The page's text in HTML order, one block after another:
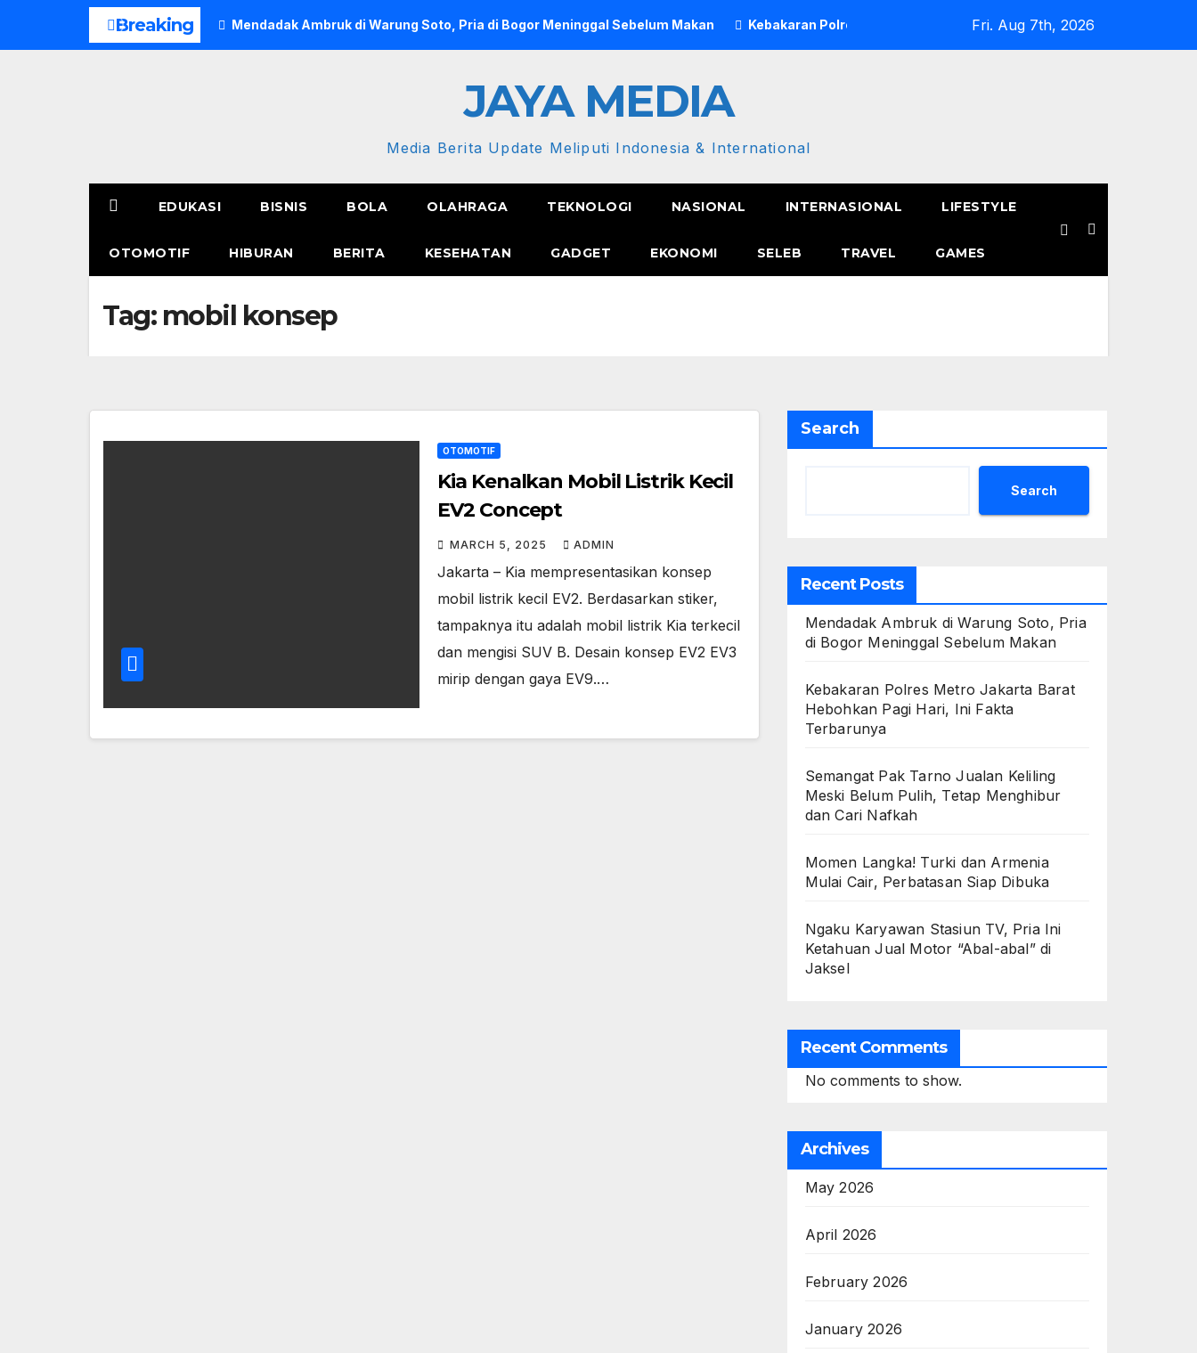
Breaking Mendadak Ambruk di Warung Soto, Pria di Bogor Meninggal Sebelum Makan Kebakaran Polres Metro Jakarta Barat Hebohkan Pagi Hari, Ini Fakta
Fri. Aug 7th, 2026
JAYA MEDIA
Media Berita Update Meliputi Indonesia & International
EDUKASI BISNIS BOLA OLAHRAGA TEKNOLOGI NASIONAL INTERNASIONAL LIFESTYLE
OTOMOTIF HIBURAN BERITA KESEHATAN GADGET EKONOMI SELEB TRAVEL GAMES
Tag: mobil konsep
OTOMOTIF
Kia Kenalkan Mobil Listrik Kecil
EV2 Concept
MARCH 5, 2025 ADMIN
Jakarta – Kia mempresentasikan konsep
mobil listrik kecil EV2. Berdasarkan stiker,
tampaknya itu adalah mobil listrik Kia terkecil
dan mengisi SUV B. Desain konsep EV2 EV3
mirip dengan gaya EV9.…
Search
Search
Recent Posts
Mendadak Ambruk di Warung Soto, Pria
di Bogor Meninggal Sebelum Makan
Kebakaran Polres Metro Jakarta Barat
Hebohkan Pagi Hari, Ini Fakta
Terbarunya
Semangat Pak Tarno Jualan Keliling
Meski Belum Pulih, Tetap Menghibur
dan Cari Nafkah
Momen Langka! Turki dan Armenia
Mulai Cair, Perbatasan Siap Dibuka
Ngaku Karyawan Stasiun TV, Pria Ini
Ketahuan Jual Motor “Abal-abal” di
Jaksel
Recent Comments
No comments to show.
Archives
May 2026
April 2026
February 2026
January 2026